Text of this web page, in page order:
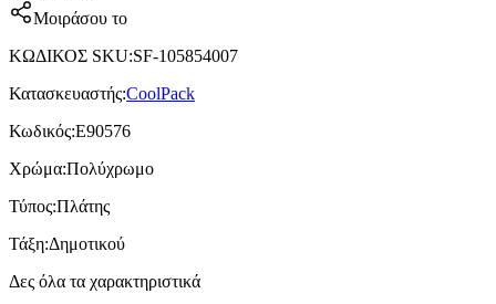
Μοιράσου το
ΚΩΔΙΚΟΣ SKU:SF-105854007
Κατασκευαστής:CoolPack
Κωδικός:E90576
Χρώμα:Πολύχρωμο
Τύπος:Πλάτης
Τάξη:Δημοτικού
Δες όλα τα χαρακτηριστικά